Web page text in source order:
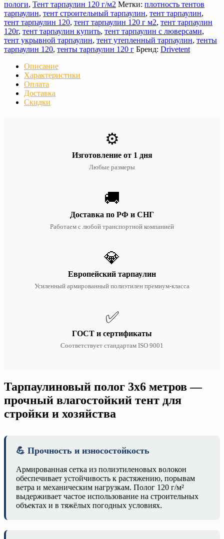
пологи, Тент тарпаулин 120 г/м2 Метки: плотность тентов
тарпаулин, тент строительный тарпаулин, тент тарпаулин,
тент тарпаулин 120, тент тарпаулин 120 г м2, тент тарпаулин
120г, тент тарпаулин купить, тент тарпаулин с люверсами,
тент укрывной тарпаулин, тент утепленный тарпаулин, тенты
тарпаулин 120, тенты тарпаулин 120 г Бренд: Drivetent
Описание
Характеристики
Оплата
Доставка
Скидки
⚙️
Изготовление от 1 дня
Любые размеры
🚚
Доставка по РФ и СНГ
Работаем с любой транспортной компанией
💎
Европейский тарпаулин
Усиленный армированный полиэтилен премиум-класса
✅
ГОСТ и сертификаты
Соответствует стандартам ISO 9001
Тарпаулиновый полог 3х6 метров —
прочный влагостойкий тент для
стройки и хозяйства
💪 Прочность и износостойкость
Армированная сетка из полиэтиленовых волокон
обеспечивает устойчивость к растяжению, порывам
ветра и механическим нагрузкам. Полог 120 г/м²
выдерживает частое использование на строительных
объектах и в тяжёлых погодных условиях.